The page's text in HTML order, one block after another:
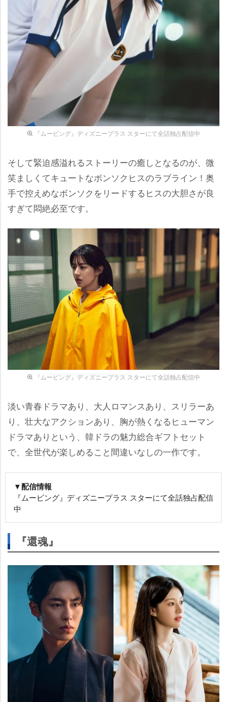
『ムービング』ディズニープラス スターにて全話独占配信中
そして緊迫感溢れるストーリーの癒しとなるのが、微
笑ましくてキュートなボンソクヒスのラブライン！奥
手で控えめなボンソクをリードするヒスの大胆さが良
すぎて悶絶必至です。
『ムービング』ディズニープラス スターにて全話独占配信中
淡い青春ドラマあり、大人ロマンスあり、スリラーあ
り、壮大なアクションあり、胸が熱くなるヒューマン
ドラマありという、韓ドラの魅力総合ギフトセット
で、全世代が楽しめること間違いなしの一作です。
▼配信情報
『ムービング』ディズニープラス スターにて全話独占配信
中
『還魂』